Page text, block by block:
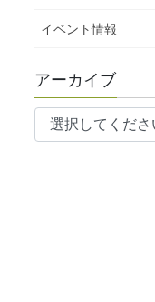
イベント情報
アーカイブ